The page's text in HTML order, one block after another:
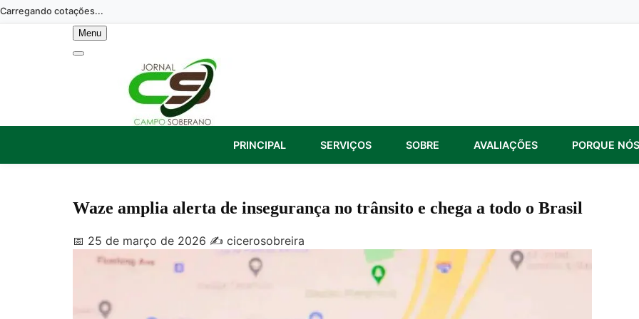
Skip
to
Carregando cotações...
Menu
PRINCIPAL SERVIÇOS SOBRE AVALIAÇÕES PORQUE NÓS
Waze amplia alerta de insegurança no trânsito e chega a todo o Brasil
📅 25 de março de 2026 ✍️ cicerosobreira